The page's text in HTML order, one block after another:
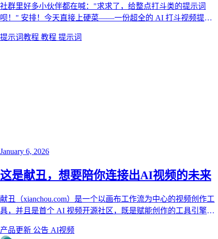
社群里好多小伙伴都在喊："求求了，给整点打斗类的提示词
呗！" 安排！今天直接上硬菜——一份超全的 AI 打斗视频提示
动作更炸、氛围更带感的创作心法！
提示词教程 教程 提示词
January 6, 2026
这是献丑，想要陪你连接出AI视频的未来
献丑（xianchou.com）是一个以画布工作流为中心的视频创作工
具，并且是首个 AI 视频开源社区，既是赋能创作的工具引擎，
是资深创作人，都能在这里实现 "创意落地 + 流量变现" 双丰
产品更新 公告 AI视频